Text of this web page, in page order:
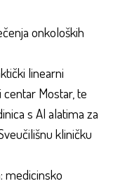
onkoloških
linearni
Mostar, te
s AI alatima za
kliničku
medicinsko